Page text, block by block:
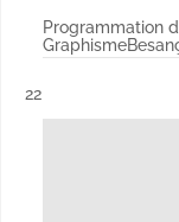
Programmation
Résultat n°
22